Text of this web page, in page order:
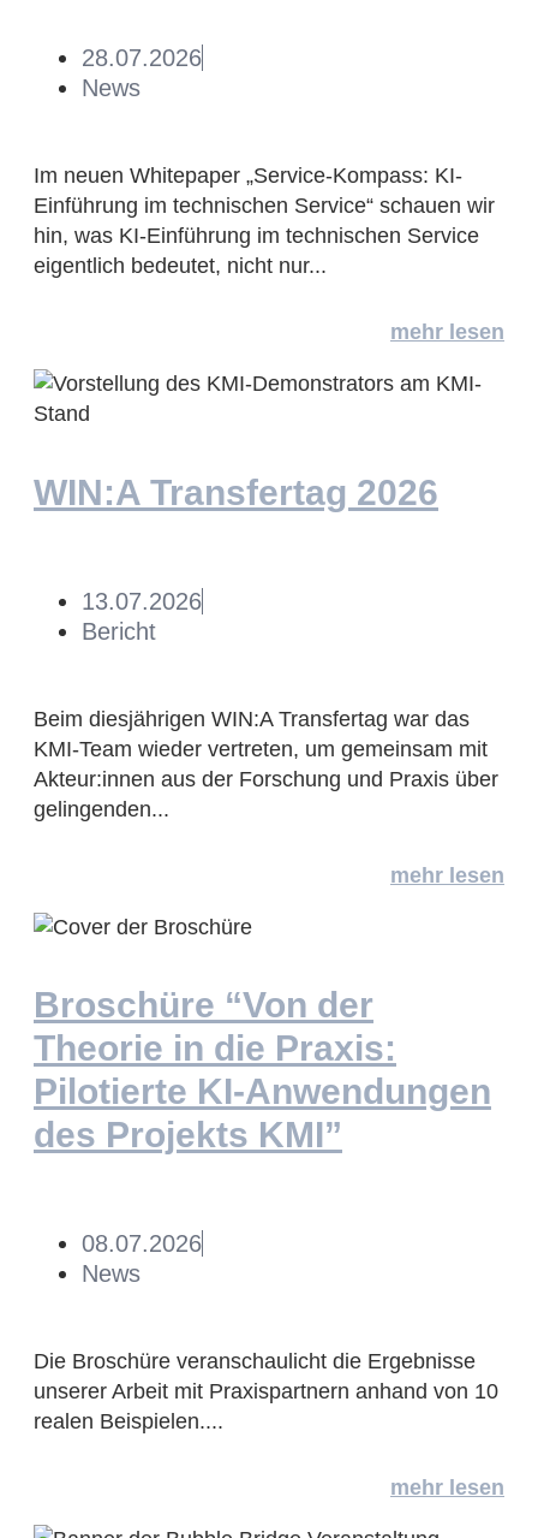
28.07.2026
News
Im neuen Whitepaper „Service-Kompass: KI-
Einführung im technischen Service“ schauen wir
hin, was KI-Einführung im technischen Service
eigentlich bedeutet, nicht nur...
mehr lesen
WIN:A Transfertag 2026
13.07.2026
Bericht
Beim diesjährigen WIN:A Transfertag war das
KMI-Team wieder vertreten, um gemeinsam mit
Akteur:innen aus der Forschung und Praxis über
gelingenden...
mehr lesen
Broschüre “Von der
Theorie in die Praxis:
Pilotierte KI-Anwendungen
des Projekts KMI”
08.07.2026
News
Die Broschüre veranschaulicht die Ergebnisse
unserer Arbeit mit Praxispartnern anhand von 10
realen Beispielen....
mehr lesen